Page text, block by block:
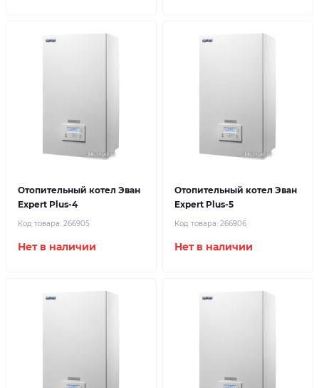
Отопительный котел Эван
Expert Plus-4
Код товара: 266905
Нет в наличии
Отопительный котел Эван
Expert Plus-5
Код товара: 266906
Нет в наличии